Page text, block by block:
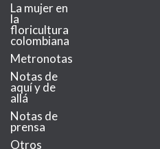
La mujer en
la
floricultura
colombiana
Metronotas
Notas de
aquí y de
allá
Notas de
prensa
Otros